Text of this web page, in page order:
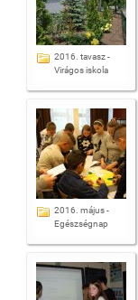
2016. tavasz -
Virágos iskola
2016. május -
Egészségnap